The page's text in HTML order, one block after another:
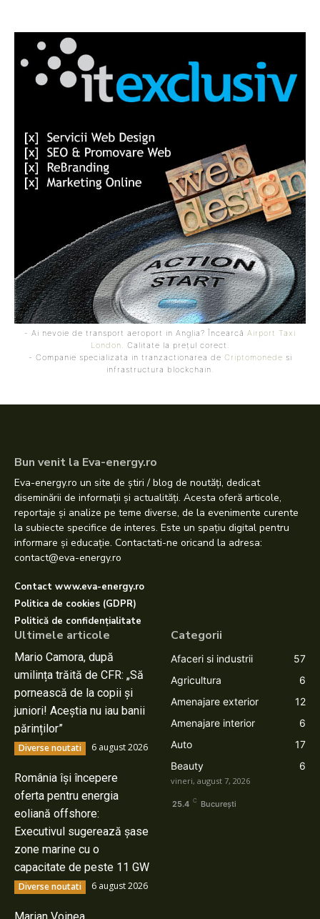
- Ai nevoie de transport aeroport in Anglia? Încearcă Airport Taxi
London . Calitate la prețul corect.
- Companie specializata in tranzactionarea de Criptomonede si
infrastructura blockchain.
Bun venit la Eva-energy.ro
Eva-energy.ro un site de știri / blog de noutăți, dedicat
diseminării de informații și actualități. Acesta oferă articole,
reportaje și analize pe teme diverse, de la evenimente curente
la subiecte specifice de interes. Este un spațiu digital pentru
informare și educație. Contactati-ne oricand la adresa:
contact@eva-energy.ro
Contact www.eva-energy.ro
Politica de cookies (GDPR)
Politică de confidențialitate
Ultimele articole
Mario Camora, după
umilința trăită de CFR: „Să
pornească de la copii și
juniori! Aceștia nu iau banii
părinților”
Diverse noutati 6 august 2026
România își începere
oferta pentru energia
eoliană offshore:
Executivul sugerează șase
zone marine cu o
capacitate de peste 11 GW
Diverse noutati 6 august 2026
Marian Voinea,
Categorii
Afaceri si industrii
57
Agricultura
6
Amenajare exterior
12
Amenajare interior
6
Auto
17
Beauty
6
vineri, august 7, 2026
25.4 C București